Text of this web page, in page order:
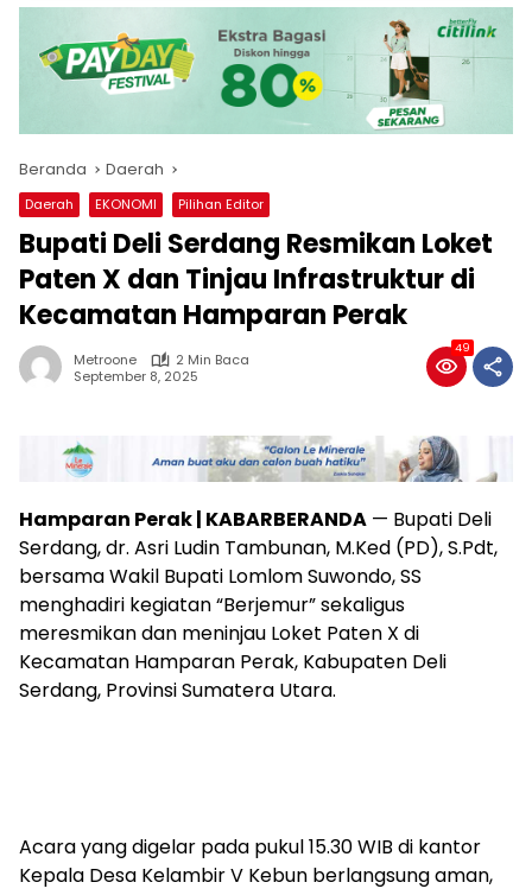
Beranda Daerah
Daerah EKONOMI Pilihan Editor
Bupati Deli Serdang Resmikan Loket
Paten X dan Tinjau Infrastruktur di
Kecamatan Hamparan Perak
Metroone
2 Min Baca
September 8, 2025
49
Hamparan Perak | KABARBERANDA — Bupati Deli
Serdang, dr. Asri Ludin Tambunan, M.Ked (PD), S.Pdt,
bersama Wakil Bupati Lomlom Suwondo, SS
menghadiri kegiatan “Berjemur” sekaligus
meresmikan dan meninjau Loket Paten X di
Kecamatan Hamparan Perak, Kabupaten Deli
Serdang, Provinsi Sumatera Utara.
Acara yang digelar pada pukul 15.30 WIB di kantor
Kepala Desa Kelambir V Kebun berlangsung aman,